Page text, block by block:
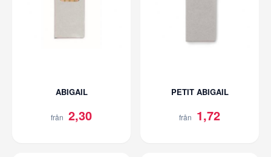
ABIGAIL
från 2,30
PETIT ABIGAIL
från 1,72